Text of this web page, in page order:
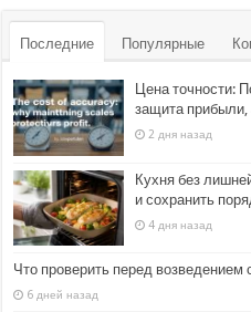
Последние Популярные
Цена точности:
защита прибыли,
2 дня назад
Кухня без
и сохранить
4 дня назад
Что проверить перед возведением
6 дней назад